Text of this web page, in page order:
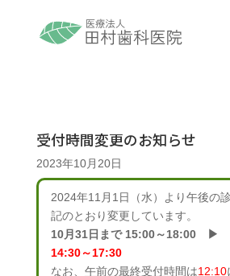
受付時間変更のお知らせ
2023年10月20日
2024年11月1日（水）より午後の
記のとおり変更しています。
10月31日まで 15:00～18:00 ▶
14:30～17:30
なお、 午前の最終受付時間は12:10